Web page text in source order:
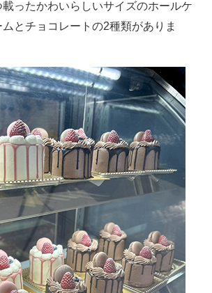
載ったかわいらしいサイズのホールケ
とチョコレートの2種類がありま